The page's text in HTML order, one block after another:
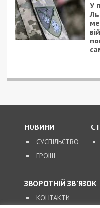
У
НОВИНИ
СУСПІЛЬСТВО
ГРОШІ
ЗВОРОТНІЙ ЗВ’ЯЗОК
КОНТАКТИ